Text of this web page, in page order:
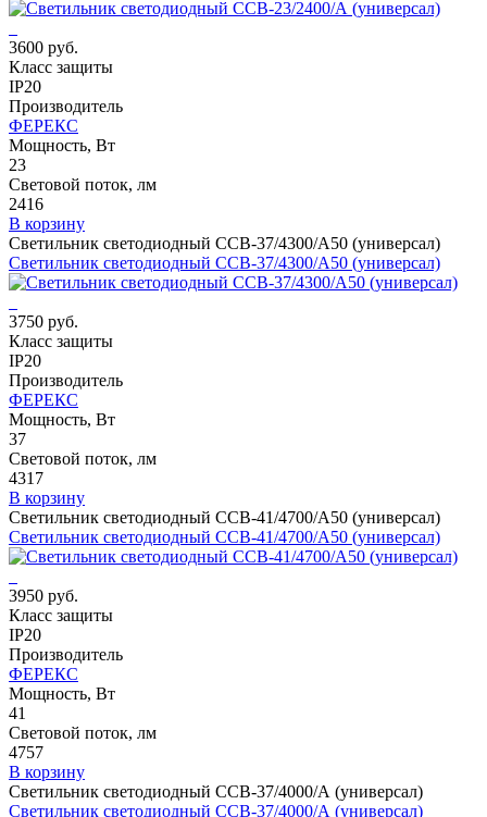
3600 руб.
Класс защиты
IP20
Производитель
ФЕРЕКС
Мощность, Вт
23
Световой поток, лм
2416
В корзину
Светильник светодиодный ССВ-37/4300/А50 (универсал)
Светильник светодиодный ССВ-37/4300/А50 (универсал)
3750 руб.
Класс защиты
IP20
Производитель
ФЕРЕКС
Мощность, Вт
37
Световой поток, лм
4317
В корзину
Светильник светодиодный ССВ-41/4700/А50 (универсал)
Светильник светодиодный ССВ-41/4700/А50 (универсал)
3950 руб.
Класс защиты
IP20
Производитель
ФЕРЕКС
Мощность, Вт
41
Световой поток, лм
4757
В корзину
Светильник светодиодный ССВ-37/4000/А (универсал)
Светильник светодиодный ССВ-37/4000/А (универсал)